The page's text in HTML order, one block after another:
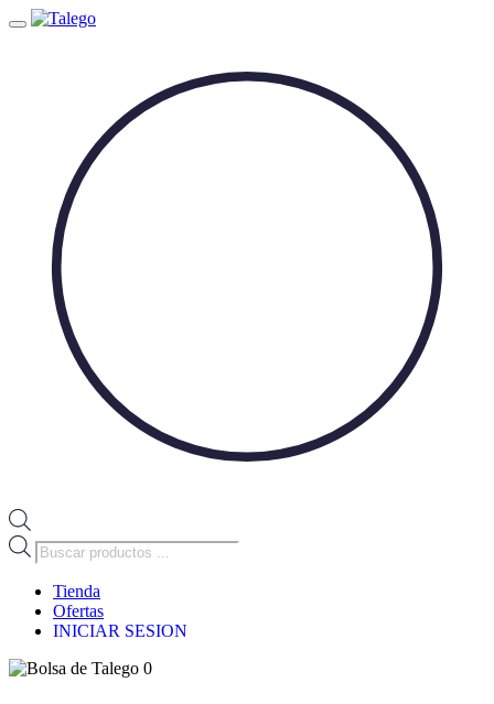
Búsqueda
de
productos
Tienda
Ofertas
INICIAR SESION
0